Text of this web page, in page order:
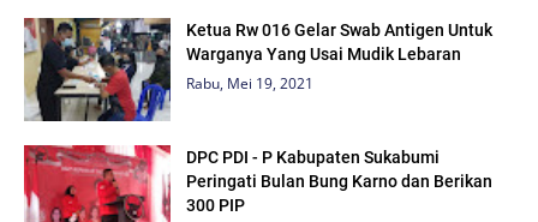
Ketua Rw 016 Gelar Swab Antigen Untuk
Warganya Yang Usai Mudik Lebaran
Rabu, Mei 19, 2021
DPC PDI - P Kabupaten Sukabumi
Peringati Bulan Bung Karno dan Berikan
300 PIP